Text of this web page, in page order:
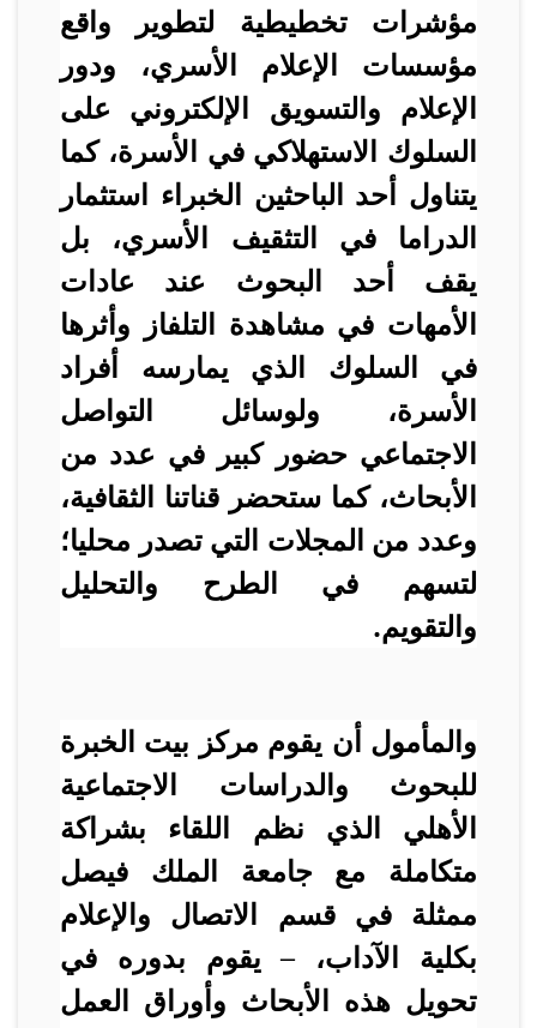
مؤشرات تخطيطية لتطوير واقع
مؤسسات الإعلام الأسري، ودور
الإعلام والتسويق الإلكتروني على
السلوك الاستهلاكي في الأسرة، كما
يتناول أحد الباحثين الخبراء استثمار
الدراما في التثقيف الأسري، بل
يقف أحد البحوث عند عادات
الأمهات في مشاهدة التلفاز وأثرها
في السلوك الذي يمارسه أفراد
الأسرة، ولوسائل التواصل
الاجتماعي حضور كبير في عدد من
الأبحاث، كما ستحضر قناتنا الثقافية،
وعدد من المجلات التي تصدر محليا؛
لتسهم في الطرح والتحليل
والتقويم.
والمأمول أن يقوم مركز بيت الخبرة
للبحوث والدراسات الاجتماعية
الأهلي الذي نظم اللقاء بشراكة
متكاملة مع جامعة الملك فيصل
ممثلة في قسم الاتصال والإعلام
بكلية الآداب، – يقوم بدوره في
تحويل هذه الأبحاث وأوراق العمل